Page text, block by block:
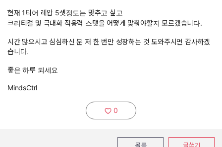
현재 1티어 레압 5셋정도는 맞추고 싶고
크리티컬 및 극대화 적응력 스탯을 어떻게 맞춰야할지 모르겠습니다.
시간 많으시고 심심하신 분 저 한 번만 성장하는 것 도와주시면 감사하겠
습니다.
좋은 하루 되세요
MindsCtrl
추천하기:
0
목록 글쓰기